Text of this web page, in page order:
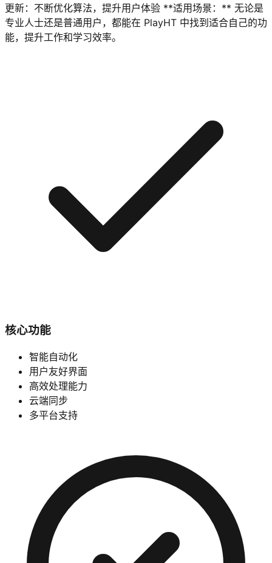
更新：不断优化算法，提升用户体验 **适用场景：** 无论是
专业人士还是普通用户，都能在 PlayHT 中找到适合自己的功
能，提升工作和学习效率。
核心功能
智能自动化
用户友好界面
高效处理能力
云端同步
多平台支持